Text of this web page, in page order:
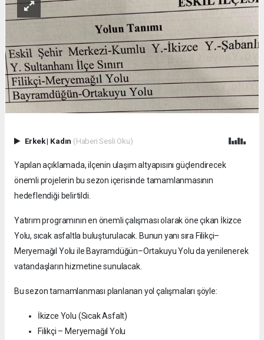
Erkek| Kadın (Haberi Sesli Oku)
Yapılan açıklamada, ilçenin ulaşım altyapısını güçlendirecek
önemli projelerin bu sezon içerisinde tamamlanmasının
hedeflendiği belirtildi.
Yatırım programının en önemli çalışması olarak öne çıkan İkizce
Yolu, sıcak asfaltla buluşturulacak. Bunun yanı sıra Filikçi–
Meryemağıl Yolu ile Bayramdüğün–Ortakuyu Yolu da yenilenerek
vatandaşların hizmetine sunulacak.
Bu sezon tamamlanması planlanan yol çalışmaları şöyle:
İkizce Yolu (Sıcak Asfalt)
Filikçi – Meryemağıl Yolu